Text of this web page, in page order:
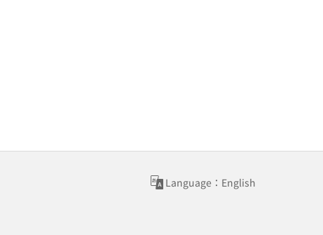
Language：English